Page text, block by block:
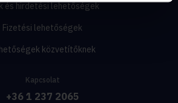
és hirdetési lehetőségek
Fizetési lehetőségek
közvetítőknek
Kapcsolat
+36 1 237 2065